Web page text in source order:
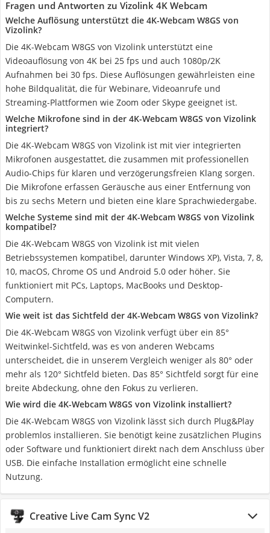
Fragen und Antworten zu Vizolink 4K Webcam
Welche Auflösung unterstützt die 4K-Webcam W8GS von
Vizolink?
Die 4K-Webcam W8GS von Vizolink unterstützt eine
Videoauflösung von 4K bei 25 fps und auch 1080p/2K
Aufnahmen bei 30 fps. Diese Auflösungen gewährleisten eine
hohe Bildqualität, die für Webinare, Videoanrufe und
Streaming-Plattformen wie Zoom oder Skype geeignet ist.
Welche Mikrofone sind in der 4K-Webcam W8GS von Vizolink
integriert?
Die 4K-Webcam W8GS von Vizolink ist mit vier integrierten
Mikrofonen ausgestattet, die zusammen mit professionellen
Audio-Chips für klaren und verzögerungsfreien Klang sorgen.
Die Mikrofone erfassen Geräusche aus einer Entfernung von
bis zu sechs Metern und bieten eine klare Sprachwiedergabe.
Welche Systeme sind mit der 4K-Webcam W8GS von Vizolink
kompatibel?
Die 4K-Webcam W8GS von Vizolink ist mit vielen
Betriebssystemen kompatibel, darunter Windows XP), Vista, 7, 8,
10, macOS, Chrome OS und Android 5.0 oder höher. Sie
funktioniert mit PCs, Laptops, MacBooks und Desktop-
Computern.
Wie weit ist das Sichtfeld der 4K-Webcam W8GS von Vizolink?
Die 4K-Webcam W8GS von Vizolink verfügt über ein 85°
Weitwinkel-Sichtfeld, was es von anderen Webcams
unterscheidet, die in unserem Vergleich weniger als 80° oder
mehr als 120° Sichtfeld bieten. Das 85° Sichtfeld sorgt für eine
breite Abdeckung, ohne den Fokus zu verlieren.
Wie wird die 4K-Webcam W8GS von Vizolink installiert?
Die 4K-Webcam W8GS von Vizolink lässt sich durch Plug&Play
problemlos installieren. Sie benötigt keine zusätzlichen Plugins
oder Software und funktioniert direkt nach dem Anschluss über
USB. Die einfache Installation ermöglicht eine schnelle
Nutzung.
Creative Live Cam Sync V2